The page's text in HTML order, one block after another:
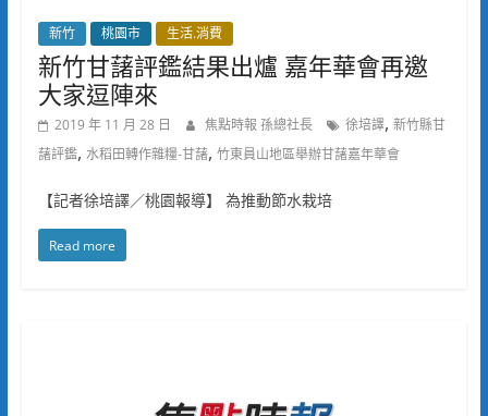
新竹 桃園市 生活.消費
新竹甘藷評鑑結果出爐 嘉年華會再邀
大家逗陣來
2019 年 11 月 28 日 焦點時報 孫總社長 徐培譯, 新竹縣甘
藷評鑑, 水稻田轉作雜糧-甘藷, 竹東員山地區舉辦甘藷嘉年華會
【記者徐培譯／桃園報導】 為推動節水栽培
Read more